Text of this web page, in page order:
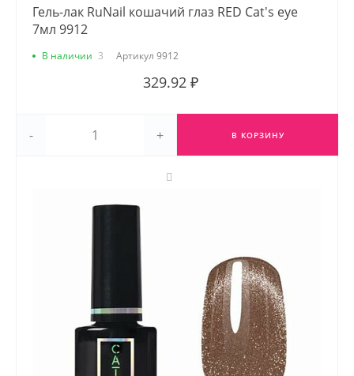
Гель-лак RuNail кошачий глаз RED Cat's eye
7мл 9912
В наличии 3 Артикул 9912
329.92 ₽
- + В КОРЗИНУ